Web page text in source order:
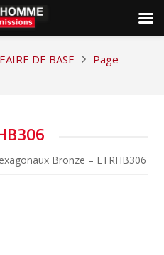
DE BASE
Page
Bronze – ETRHB306